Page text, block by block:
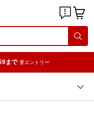
まで 要エントリー